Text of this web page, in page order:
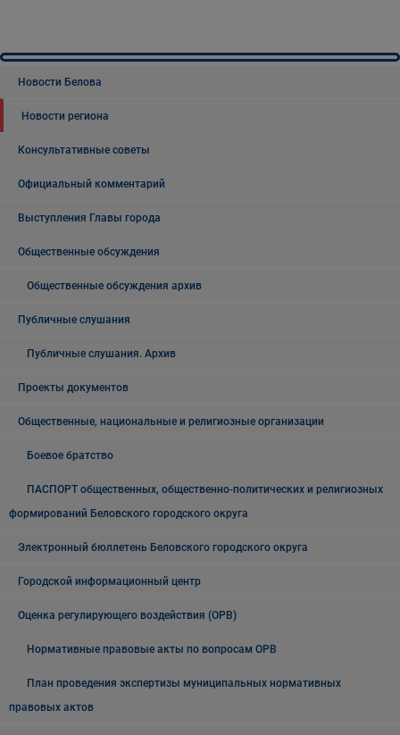
Новости Белова
Новости региона
Консультативные советы
Официальный комментарий
Выступления Главы города
Общественные обсуждения
Общественные обсуждения архив
Публичные слушания
Публичные слушания. Архив
Проекты документов
Общественные, национальные и религиозные организации
Боевое братство
ПАСПОРТ общественных, общественно-политических и религиозных
формирований Беловского городского округа
Электронный бюллетень Беловского городского округа
Городской информационный центр
Оценка регулирующего воздействия (ОРВ)
Нормативные правовые акты по вопросам ОРВ
План проведения экспертизы муниципальных нормативных
правовых актов